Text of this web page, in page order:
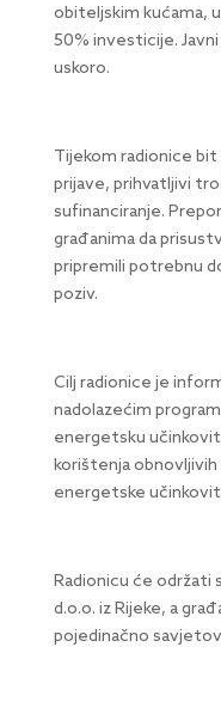
obiteljskim kućama,
50% investicije.
uskoro. ​
Tijekom radionice
prijave, prihvatljivi
sufinanciranje.
građanima da
pripremili potrebnu
poziv.​
Cilj radionice je
nadolazećim
energetsku
korištenja
energetske
Radionicu će održati
d.o.o. iz Rijeke, a
pojedinačno